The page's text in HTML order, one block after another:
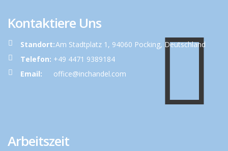
Kontaktiere Uns
Standort:Am Stadtplatz 1, 94060 Pocking, Deutschland
Telefon: +49 4471 9389184
Email:
office@inchandel.com
Arbeitszeit